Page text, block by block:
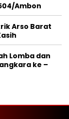
Ambon
Arso Barat
Lomba dan
ke –